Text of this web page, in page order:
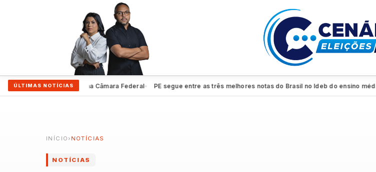
ÚLTIMAS NOTÍCIAS
ampliar protagonismo na Câmara Federal● PE segue entre as três melhores notas do Brasil no Ideb do ensino médio●
INÍCIO ›NOTÍCIAS
NOTÍCIAS